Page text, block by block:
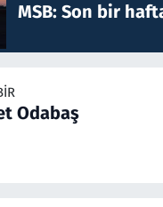
MSB: Son bir
Odabaş